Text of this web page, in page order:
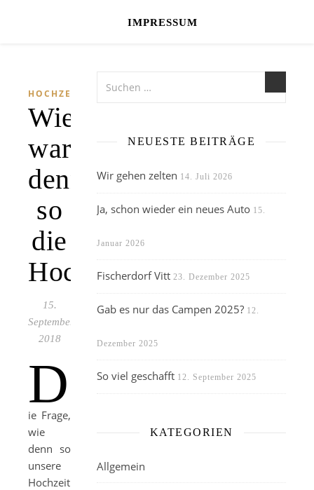
IMPRESSUM
HOCHZEIT
Wie
war
denn
so
die
Hochzeit?
15.
September
2018
D
ie Frage,
wie
denn so
unsere
Hochzeit
NEUESTE BEITRÄGE
Wir gehen zelten 14. Juli 2026
Ja, schon wieder ein neues Auto 15.
Januar 2026
Fischerdorf Vitt 23. Dezember 2025
Gab es nur das Campen 2025? 12.
Dezember 2025
So viel geschafft 12. September 2025
KATEGORIEN
Allgemein